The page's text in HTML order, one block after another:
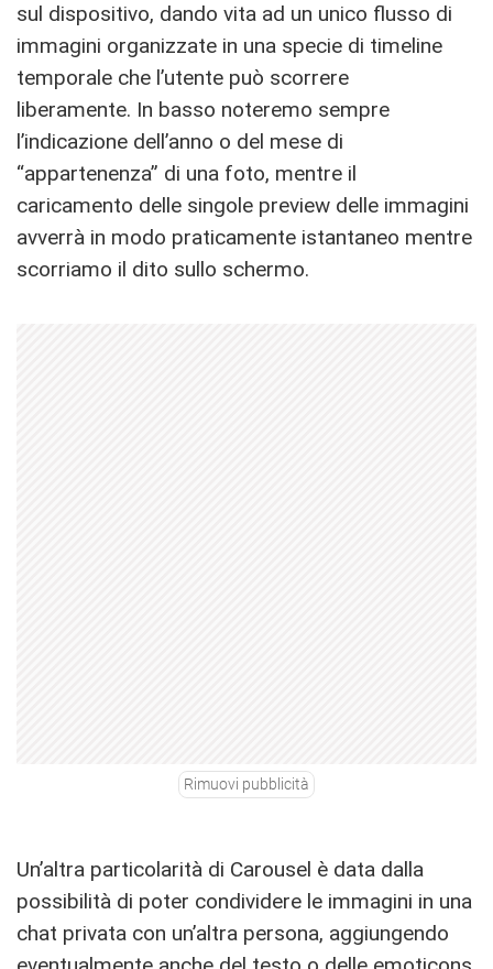
sul dispositivo, dando vita ad un unico flusso di
immagini organizzate in una specie di timeline
temporale che l’utente può scorrere
liberamente. In basso noteremo sempre
l’indicazione dell’anno o del mese di
“appartenenza” di una foto, mentre il
caricamento delle singole preview delle immagini
avverrà in modo praticamente istantaneo mentre
scorriamo il dito sullo schermo.
Rimuovi pubblicità
Un’altra particolarità di Carousel è data dalla
possibilità di poter condividere le immagini in una
chat privata con un’altra persona, aggiungendo